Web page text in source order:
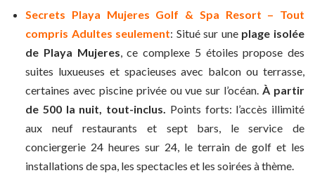
Secrets Playa Mujeres Golf & Spa Resort – Tout
compris Adultes seulement: Situé sur une plage isolée
de Playa Mujeres , ce complexe 5 étoiles propose des
suites luxueuses et spacieuses avec balcon ou terrasse,
certaines avec piscine privée ou vue sur l’océan. À partir
de 500 la nuit, tout-inclus.
Points forts: l’accès illimité
aux neuf restaurants et sept bars, le service de
conciergerie 24 heures sur 24, le terrain de golf et les
installations de spa, les spectacles et les soirées à thème.